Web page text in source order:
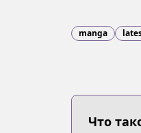
manga
Что